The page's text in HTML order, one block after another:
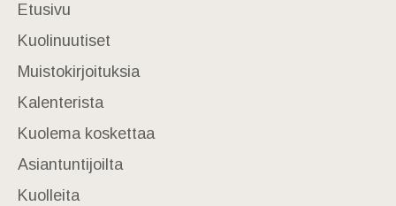
Etusivu
Kuolinuutiset
Muistokirjoituksia
Kalenterista
Kuolema koskettaa
Asiantuntijoilta
Kuolleita